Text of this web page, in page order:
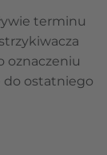
terminu
oznaczeniu
do ostatniego